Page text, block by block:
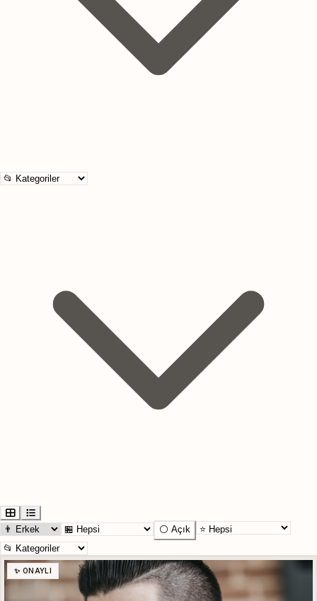
⚪ Açık
✨ ONAYLI